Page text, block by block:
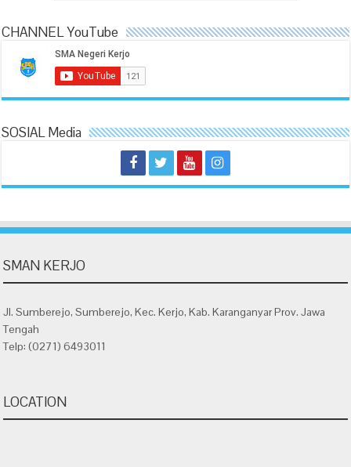
CHANNEL YouTube
SOSIAL Media
SMAN KERJO
Jl. Sumberejo, Sumberejo, Kec. Kerjo, Kab. Karanganyar Prov. Jawa
Tengah
Telp: (0271) 6493011
LOCATION